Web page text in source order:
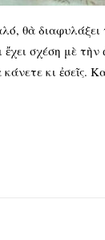
θὰ διαφυλάξει
σχέση μὲ
κι ἐσεῖς.